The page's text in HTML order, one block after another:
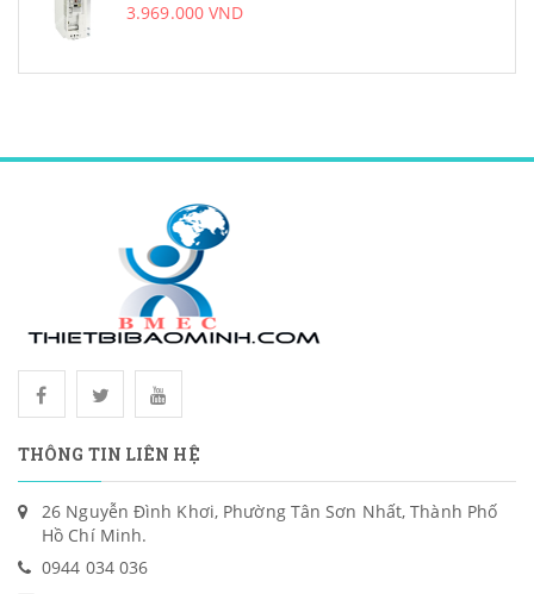
3.969.000 VND
THÔNG TIN LIÊN HỆ
26 Nguyễn Đình Khơi, Phường Tân Sơn Nhất, Thành Phố
Hồ Chí Minh.
0944 034 036